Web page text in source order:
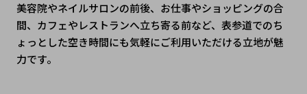
美容院やネイルサロンの前後、お仕事やショッピングの合
間、カフェやレストランへ立ち寄る前など、表参道でのち
ょっとした空き時間にも気軽にご利用いただける立地が魅
力です。